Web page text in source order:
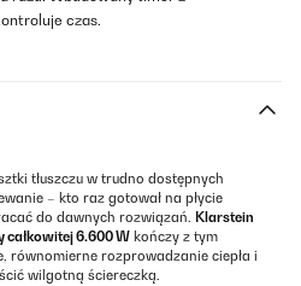
czas.
tłuszczu w trudno dostępnych
– kto raz gotował na płycie
do dawnych rozwiązań. Klarstein
całkowitej 6.600 W kończy z tym
równomierne rozprowadzanie ciepła i
wilgotną ściereczką.